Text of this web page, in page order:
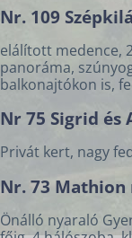
Nr. 109
elálított medence,
panoráma,
balkonajtókon is,
Nr 75 Sigrid és
Privát kert, nagy
Nr. 73
Önálló nyaraló